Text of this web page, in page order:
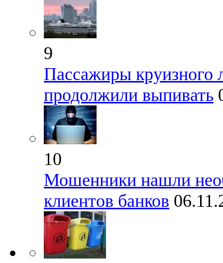
9
Пассажиры круизного
продолжили выпивать
10
Мошенники нашли
клиентов банков